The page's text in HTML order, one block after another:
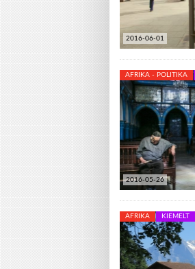
2016-06-01
2016-05-26
AFRIKA - POLITIKA
AFRIKA KIEMELT